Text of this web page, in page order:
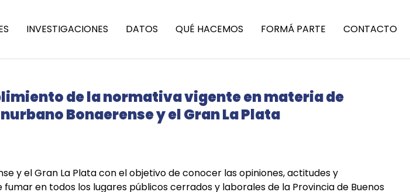
INVESTIGACIONES DATOS QUÉ HACEMOS FORMÁ PARTE CONTACTO
de la normativa vigente en materia de
Bonaerense y el Gran La Plata
y el Gran La Plata con el objetivo de conocer las opiniones, actitudes y
en todos los lugares públicos cerrados y laborales de la Provincia de Buenos